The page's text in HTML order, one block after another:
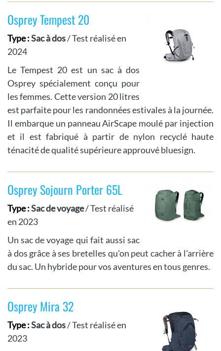
Osprey Tempest 20
Type :Sac à dos/ Test réalisé en
2024
Le Tempest 20 est un sac à dos
Osprey spécialement conçu pour
les femmes. Cette version 20 litres
est parfaite pour les randonnées estivales à la journée.
Il embarque un panneau AirScape moulé par injection
et il est fabriqué à partir de nylon recyclé haute
ténacité de qualité supérieure approuvé bluesign.
Osprey Sojourn Porter 65L
Type :Sac de voyage/ Test réalisé
en 2023
Un sac de voyage qui fait aussi sac
à dos grâce à ses bretelles qu'on peut cacher à l'arrière
du sac. Un hybride pour vos aventures en tous genres.
Osprey Mira 32
Type :Sac à dos/ Test réalisé en
2023